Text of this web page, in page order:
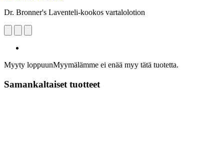
Dr. Bronner's Laventeli-kookos vartalolotion
Myyty loppuunMyymälämme ei enää myy tätä tuotetta.
Samankaltaiset tuotteet